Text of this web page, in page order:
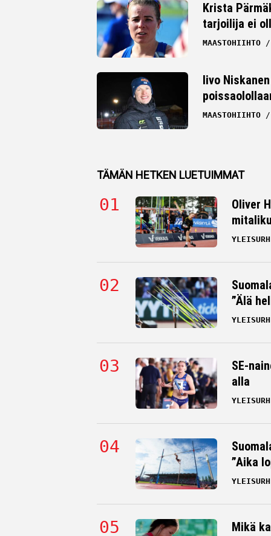
Krista
tarjoilija ei
MAASTOHIIHTO
Iivo
MAASTOHIIHTO
TÄMÄN HETKEN LUETUIMMAT
Oliver
”Älä
SE-
alla
”Aika
Mikä